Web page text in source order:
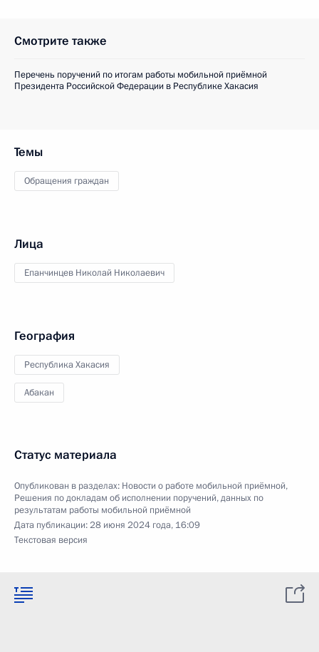
Смотрите также
Перечень поручений по итогам работы мобильной приёмной
Президента Российской Федерации в Республике Хакасия
Темы
Обращения граждан
Лица
Епанчинцев Николай Николаевич
География
Республика Хакасия
Абакан
Статус материала
Опубликован в разделах: Новости о работе мобильной приёмной,
Решения по докладам об исполнении поручений, данных по
результатам работы мобильной приёмной
Дата публикации:28 июня 2024 года, 16:09
Текстовая версия